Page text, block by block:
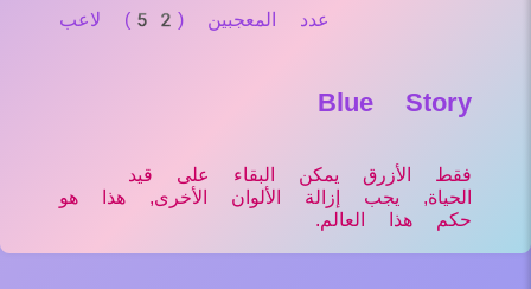
عدد المعجبين (52) لاعب
Blue Story
فقط الأزرق يمكن البقاء على قيد
الحياة, يجب إزالة الألوان الأخرى, هذا هو
حكم هذا العالم.